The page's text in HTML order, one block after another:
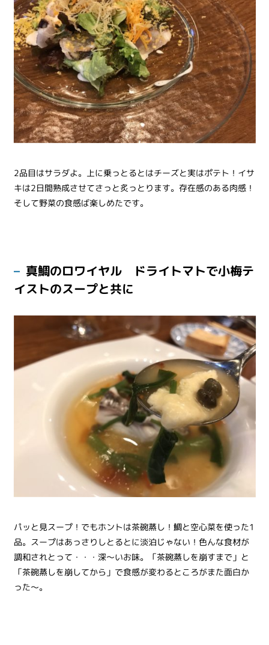
2品目はサラダよ。上に乗っとるとはチーズと実はポテト！イサ
キは2日間熟成させてさっと炙っとります。存在感のある肉感！
そして野菜の食感ば楽しめたです。
真鯛のロワイヤル ドライトマトで小梅テ
イストのスープと共に
パッと見スープ！でもホントは茶碗蒸し！鯛と空心菜を使った1
品。スープはあっさりしとるとに淡泊じゃない！色んな食材が
調和されとって・・・深～いお味。「茶碗蒸しを崩すまで」と
「茶碗蒸しを崩してから」で食感が変わるところがまた面白か
った～。